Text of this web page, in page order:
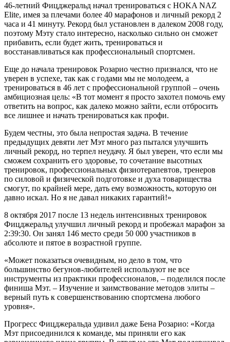
46-летний Фицджеральд начал тренироваться с HOKA NAZ
Elite, имея за плечами более 40 марафонов и личный рекорд 2
часа и 41 минуту. Рекорд был установлен в далеком 2008 году,
поэтому Мэту стало интересно, насколько сильно он сможет
прибавить, если будет жить, тренироваться и
восстанавливаться как профессиональный спортсмен.
Еще до начала тренировок Розарио честно признался, что не
уверен в успехе, так как с годами мы не молодеем, а
тренироваться в 46 лет с профессиональной группой – очень
амбициозная цель: «В тот момент я просто захотел помочь ему
ответить на вопрос, как далеко можно зайти, если отбросить
все лишнее и начать тренироваться как профи.
Будем честны, это была непростая задача. В течение
предыдущих девяти лет Мэт много раз пытался улучшить
личный рекорд, но терпел неудачу. Я был уверен, что если мы
сможем сохранить его здоровье, то сочетание высотных
тренировок, профессиональных физиотерапевтов, тренеров
по силовой и физической подготовке и духа товарищества
смогут, по крайней мере, дать ему возможность, которую он
давно искал. Но я не давал никаких гарантий!»
8 октября 2017 после 13 недель интенсивных тренировок
Фицджеральд улучшил личный рекорд и пробежал марафон за
2:39:30. Он занял 146 место среди 50 000 участников в
абсолюте и пятое в возрастной группе.
«Может показаться очевидным, но дело в том, что
большинство бегунов-любителей используют не все
инструменты из практики профессионалов, – поделился после
финиша Мэт. – Изучение и заимствование методов элиты –
верный путь к совершенствованию спортсмена любого
уровня».
Прогресс Фицджеральда удивил даже Бена Розарио: «Когда
Мэт присоединился к команде, мы приняли его как